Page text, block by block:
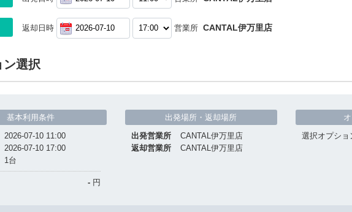
返却日時 営業所 CANTAL伊万里店
ン選択
基本利用条件
2026-07-10 11:00
2026-07-10 17:00
1 台
- 円
出発場所・返却場所
出発営業所
CANTAL伊万里店
返却営業所
CANTAL伊万里店
選択オプショ